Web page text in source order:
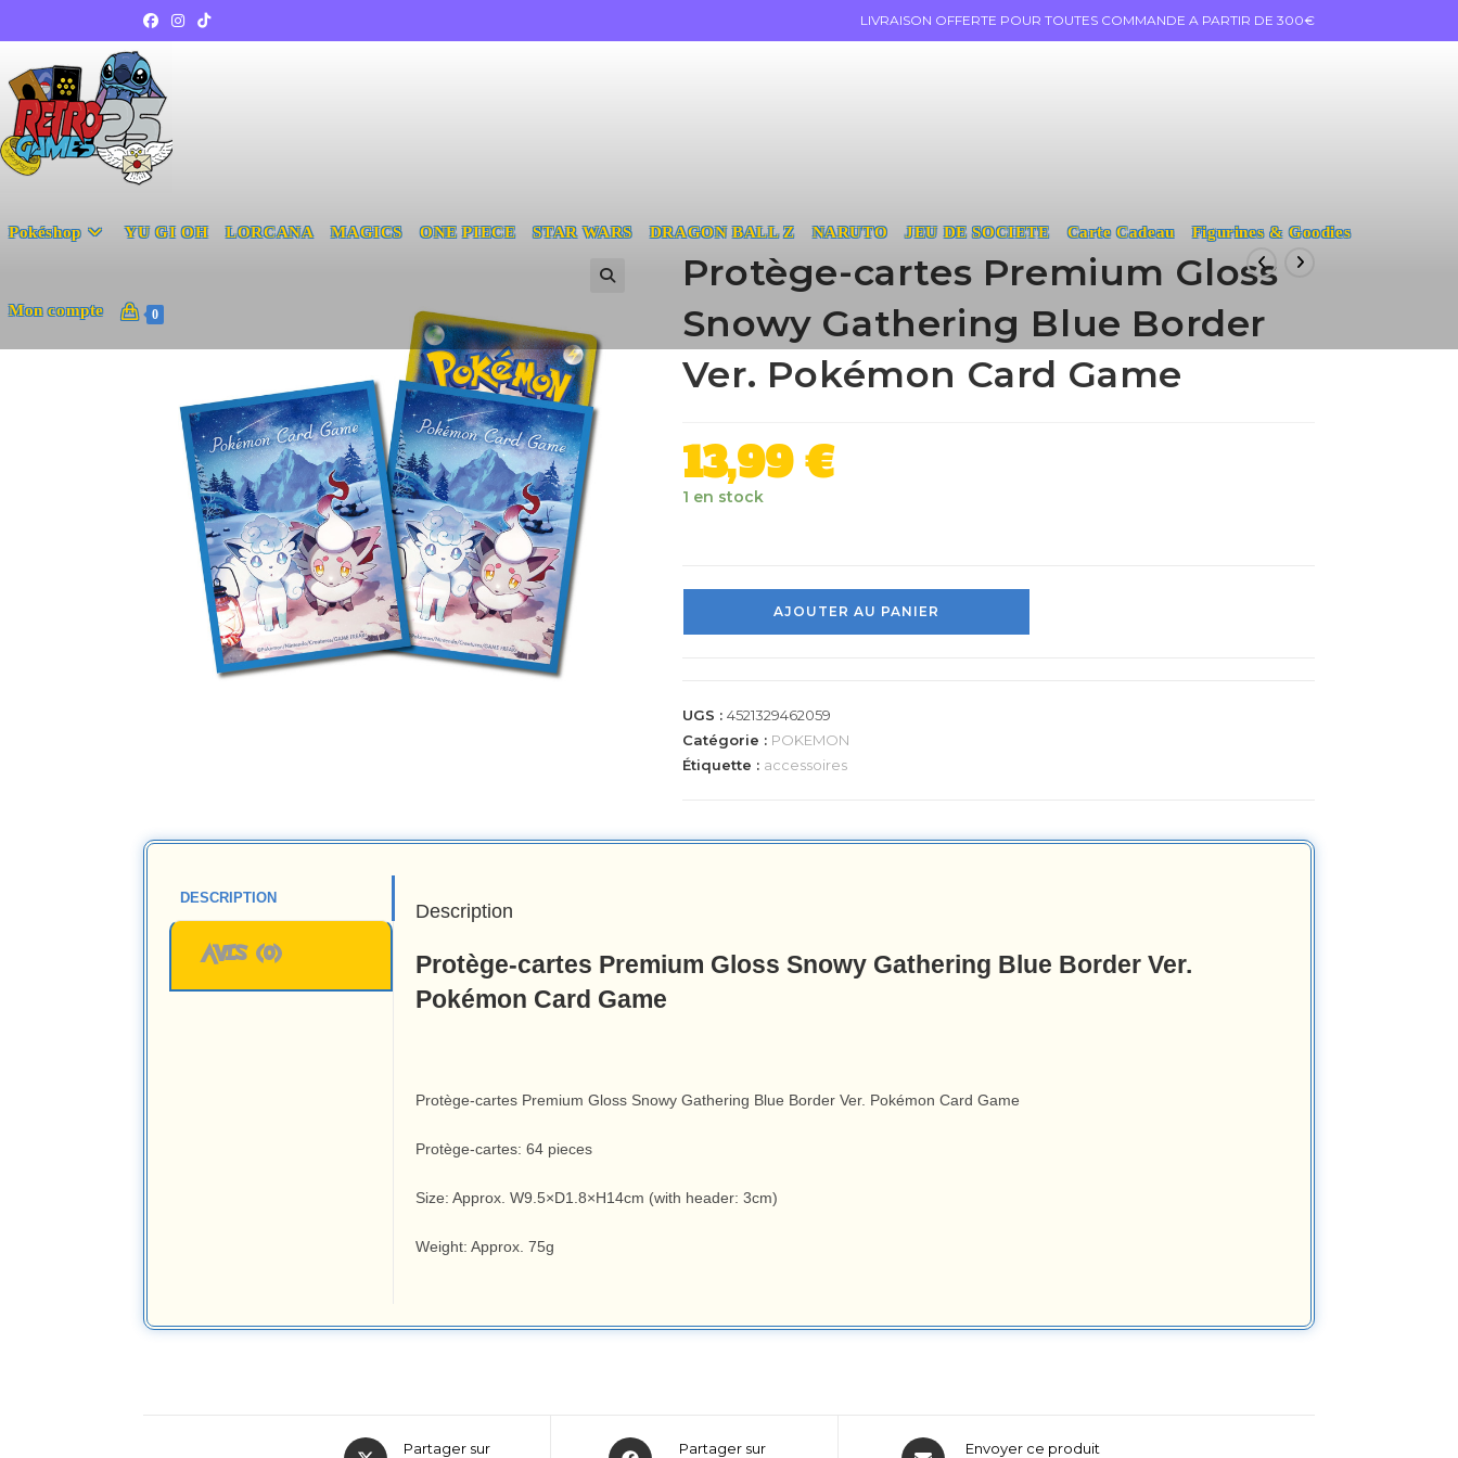
LIVRAISON OFFERTE POUR TOUTES COMMANDE A PARTIR DE 300€
Pokéshop YU GI OH LORCANA MAGICS ONE PIECE STAR WARS DRAGON BALL Z NARUTO JEU DE SOCIETE Carte Cadeau Figurines & Goodies
Mon compte 0
Protège-cartes Premium Gloss
Snowy Gathering Blue Border
Ver. Pokémon Card Game
13,99 €
1 en stock
AJOUTER AU PANIER
UGS : 4521329462059
Catégorie : POKEMON
Étiquette : accessoires
DESCRIPTION
AVIS (0)
Description
Protège-cartes Premium Gloss Snowy Gathering Blue Border Ver.
Pokémon Card Game
Protège-cartes Premium Gloss Snowy Gathering Blue Border Ver. Pokémon Card Game
Protège-cartes: 64 pieces
Size: Approx. W9.5×D1.8×H14cm (with header: 3cm)
Weight: Approx. 75g
Partager sur
Partager sur
Envoyer ce produit